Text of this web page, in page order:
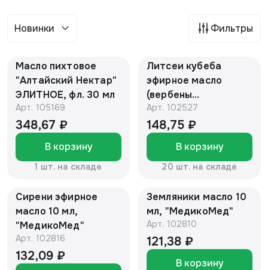
Новинки Фильтры
Масло пихтовое
"Алтайский Нектар"
ЭЛИТНОЕ, фл. 30 мл
Арт. 105169
348,67 ₽
В корзину
1 шт. на складе
Литсеи кубеба
эфирное масло
(вербены
тропической) 10 мл,
"МедикоМед®"
Арт. 102527
148,75 ₽
В корзину
20 шт. на складе
Сирени эфирное
масло 10 мл,
"МедикоМед"
Арт. 102816
132,09 ₽
Земляники масло 10
мл, "МедикоМед"
Арт. 102810
121,38 ₽
В корзину